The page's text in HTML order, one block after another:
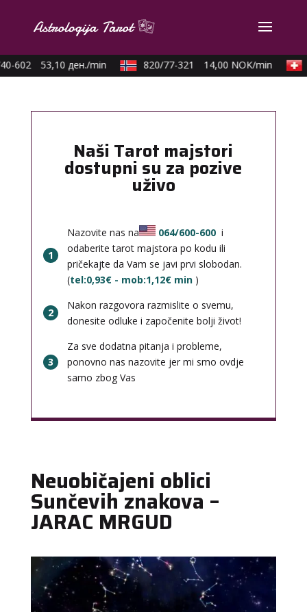
602 53,10 ден./min 820/77-321 14,00 NOK/min
Naši Tarot majstori
dostupni su za pozive
uživo
1
Nazovite nas na 064/600-600 i
odaberite tarot majstora po kodu ili
pričekajte da Vam se javi prvi slobodan.
(tel:0,93€ - mob:1,12€ min )
2
Nakon razgovora razmislite o svemu,
donesite odluke i započenite bolji život!
3
Za sve dodatna pitanja i probleme,
ponovno nas nazovite jer mi smo ovdje
samo zbog Vas
Neuobičajeni oblici
Sunčevih znakova –
JARAC MRGUD